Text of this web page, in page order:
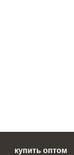
купить оптом